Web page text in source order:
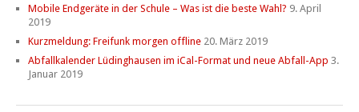
Mobile Endgeräte in der Schule – Was ist die beste Wahl? 9. April
2019
Kurzmeldung: Freifunk morgen offline 20. März 2019
Abfallkalender Lüdinghausen im iCal-Format und neue Abfall-App 3.
Januar 2019